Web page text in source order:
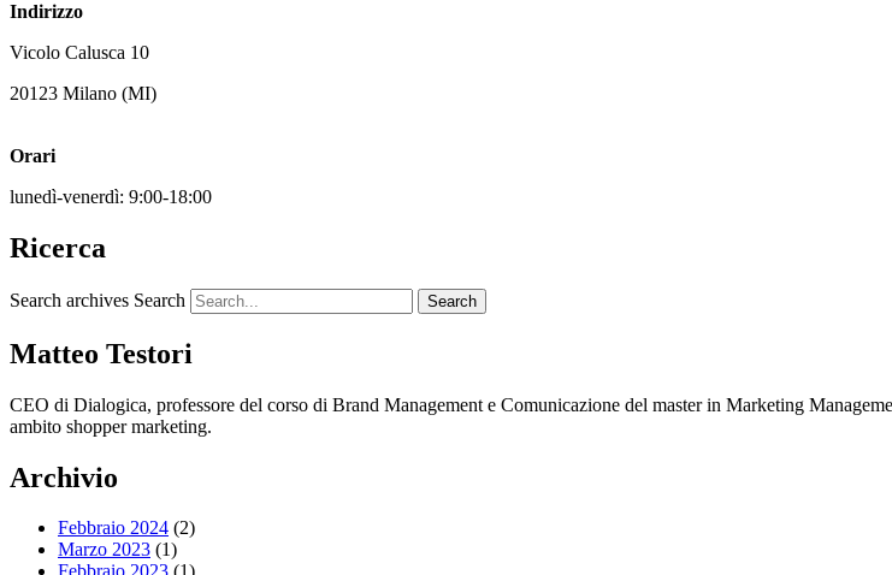
Indirizzo
Vicolo Calusca 10
20123 Milano (MI)
Orari
lunedì-venerdì: 9:00-18:00
Ricerca
Search archives Search
Matteo Testori
CEO di Dialogica, professore del corso di Brand Management e Comunicazione del master in Marketing
ambito shopper marketing.
Archivio
Febbraio 2024 (2)
Marzo 2023 (1)